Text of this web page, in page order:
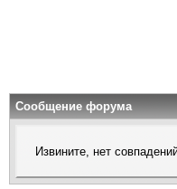
Сообщение форума
Извините, нет